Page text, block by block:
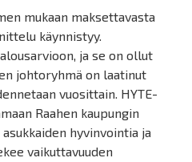
mukaan maksettavasta
käynnistyy.
ja se on ollut
johtoryhmä on laatinut
vuosittain. HYTE-
Raahen kaupungin
hyvinvointia ja
vaikuttavuuden